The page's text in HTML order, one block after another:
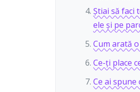
Știai să faci
ele și pe
Cum arată
Ce-ți place
Ce ai spune